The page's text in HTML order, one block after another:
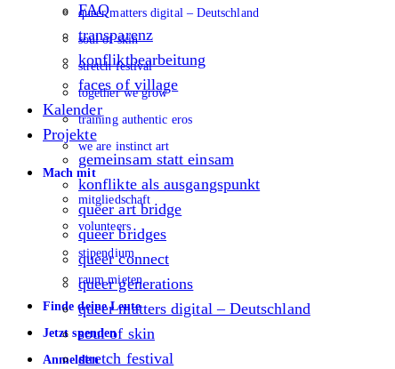
queer matters digital – Deutschland
soul of skin
stretch festival
together we grow
training authentic eros
we are instinct art
Mach mit
mitgliedschaft
volunteers
stipendium
raum mieten
Finde deine Leute
Jetzt spenden
Anmelden
FAQ
transparenz
konfliktbearbeitung
faces of village
Kalender
Projekte
gemeinsam statt einsam
konflikte als ausgangspunkt
queer art bridge
queer bridges
queer connect
queer generations
queer matters digital – Deutschland
soul of skin
stretch festival